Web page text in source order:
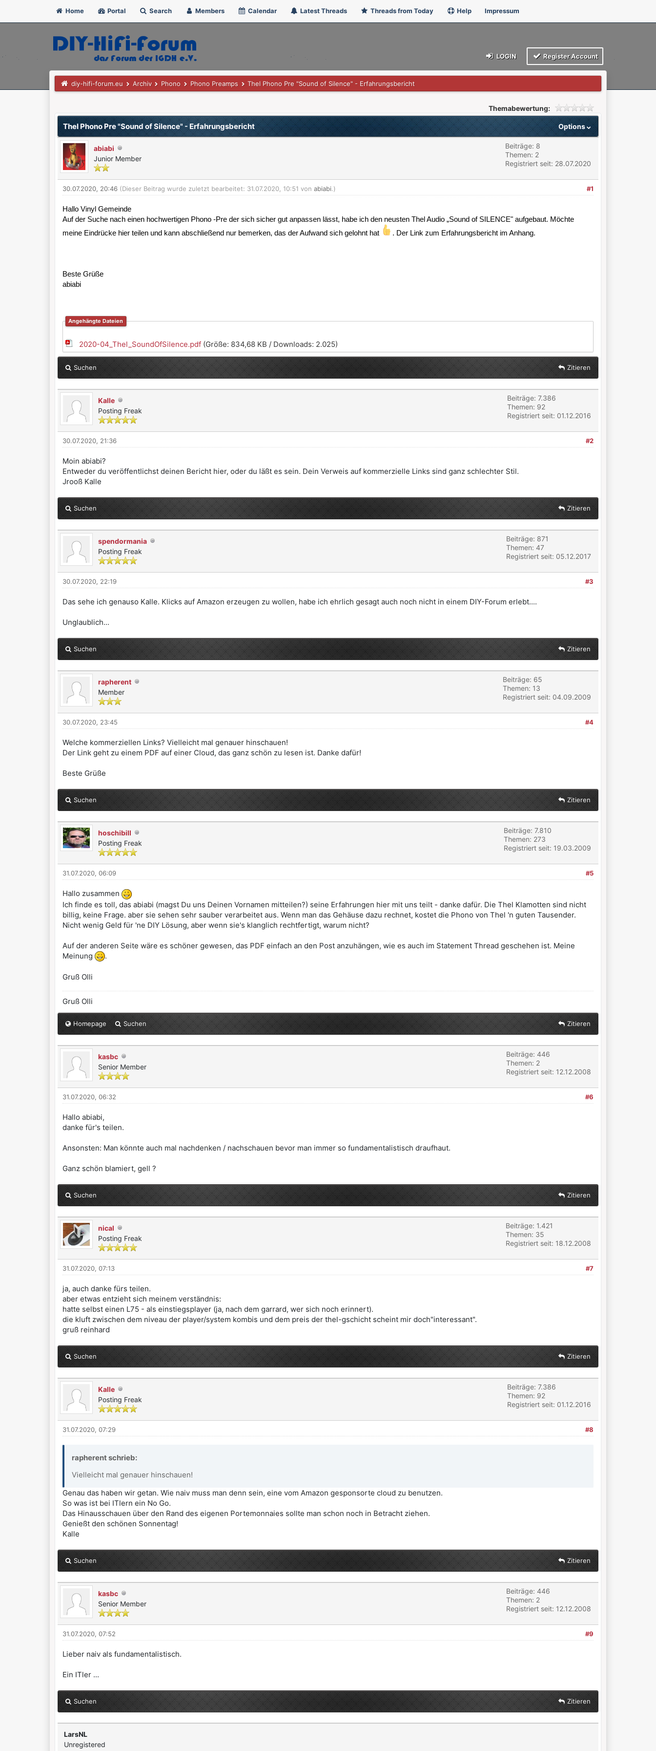
Home Portal Search Members Calendar Latest Threads Threads from Today Help Impressum
LOGIN Register Account
diy-hifi-forum.eu Archiv Phono Phono Preamps Thel Phono Pre "Sound of Silence" - Erfahrungsbericht
Themabewertung:
Options
Thel Phono Pre "Sound of Silence" - Erfahrungsbericht
abiabi
Junior Member
Beiträge: 8
Themen: 2
Registriert seit: 28.07.2020
#1
30.07.2020, 20:46 (Dieser Beitrag wurde zuletzt bearbeitet: 31.07.2020, 10:51 von abiabi.)
Hallo Vinyl Gemeinde
Auf der Suche nach einen hochwertigen Phono -Pre der sich sicher gut anpassen lässt, habe ich den neusten Thel Audio „Sound of SILENCE" aufgebaut. Möchte
meine Eindrücke hier teilen und kann abschließend nur bemerken, das der Aufwand sich gelohnt hat
. Der Link zum Erfahrungsbericht im Anhang.
Beste Grüße
abiabi
Angehängte Dateien
2020-04_Thel_SoundOfSilence.pdf(Größe: 834,68 KB / Downloads: 2.025)
Suchen Zitieren
Kalle
Posting Freak
Beiträge: 7.386
Themen: 92
Registriert seit: 01.12.2016
#2
30.07.2020, 21:36
Moin abiabi?
Entweder du veröffentlichst deinen Bericht hier, oder du läßt es sein. Dein Verweis auf kommerzielle Links sind ganz schlechter Stil.
Jrooß Kalle
Suchen Zitieren
spendormania
Posting Freak
Beiträge: 871
Themen: 47
Registriert seit: 05.12.2017
#3
30.07.2020, 22:19
Das sehe ich genauso Kalle. Klicks auf Amazon erzeugen zu wollen, habe ich ehrlich gesagt auch noch nicht in einem DIY-Forum erlebt....
Unglaublich...
Suchen Zitieren
rapherent
Member
Beiträge: 65
Themen: 13
Registriert seit: 04.09.2009
#4
30.07.2020, 23:45
Welche kommerziellen Links? Vielleicht mal genauer hinschauen!
Der Link geht zu einem PDF auf einer Cloud, das ganz schön zu lesen ist. Danke dafür!
Beste Grüße
Suchen Zitieren
hoschibill
Posting Freak
Beiträge: 7.810
Themen: 273
Registriert seit: 19.03.2009
#5
31.07.2020, 06:09
Hallo zusammen
Ich finde es toll, das abiabi (magst Du uns Deinen Vornamen mitteilen?) seine Erfahrungen hier mit uns teilt - danke dafür. Die Thel Klamotten sind nicht
billig, keine Frage. aber sie sehen sehr sauber verarbeitet aus. Wenn man das Gehäuse dazu rechnet, kostet die Phono von Thel 'n guten Tausender.
Nicht wenig Geld für 'ne DIY Lösung, aber wenn sie's klanglich rechtfertigt, warum nicht?
Auf der anderen Seite wäre es schöner gewesen, das PDF einfach an den Post anzuhängen, wie es auch im Statement Thread geschehen ist. Meine
Meinung
.
Gruß Olli
Gruß Olli
Homepage Suchen Zitieren
kasbc
Senior Member
Beiträge: 446
Themen: 2
Registriert seit: 12.12.2008
#6
31.07.2020, 06:32
Hallo abiabi,
danke für's teilen.
Ansonsten: Man könnte auch mal nachdenken / nachschauen bevor man immer so fundamentalistisch draufhaut.
Ganz schön blamiert, gell ?
Suchen Zitieren
nical
Posting Freak
Beiträge: 1.421
Themen: 35
Registriert seit: 18.12.2008
#7
31.07.2020, 07:13
ja, auch danke fürs teilen.
aber etwas entzieht sich meinem verständnis:
hatte selbst einen L75 - als einstiegsplayer (ja, nach dem garrard, wer sich noch erinnert).
die kluft zwischen dem niveau der player/system kombis und dem preis der thel-gschicht scheint mir doch"interessant".
gruß reinhard
Suchen Zitieren
Kalle
Posting Freak
Beiträge: 7.386
Themen: 92
Registriert seit: 01.12.2016
#8
31.07.2020, 07:29
rapherent schrieb:
Vielleicht mal genauer hinschauen!
Genau das haben wir getan. Wie naiv muss man denn sein, eine vom Amazon gesponsorte cloud zu benutzen.
So was ist bei ITlern ein No Go.
Das Hinausschauen über den Rand des eigenen Portemonnaies sollte man schon noch in Betracht ziehen.
Genießt den schönen Sonnentag!
Kalle
Suchen Zitieren
kasbc
Senior Member
Beiträge: 446
Themen: 2
Registriert seit: 12.12.2008
#9
31.07.2020, 07:52
Lieber naiv als fundamentalistisch.
Ein ITler ...
Suchen Zitieren
LarsNL
Unregistered